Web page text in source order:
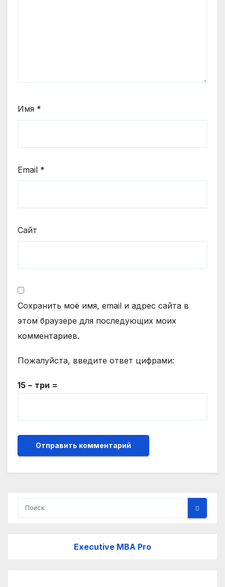
Имя *
Email *
Сайт
Сохранить моё имя, email и адрес сайта в
этом браузере для последующих моих
комментариев.
Пожалуйста, введите ответ цифрами:
15 − три =
Executive MBA Pro